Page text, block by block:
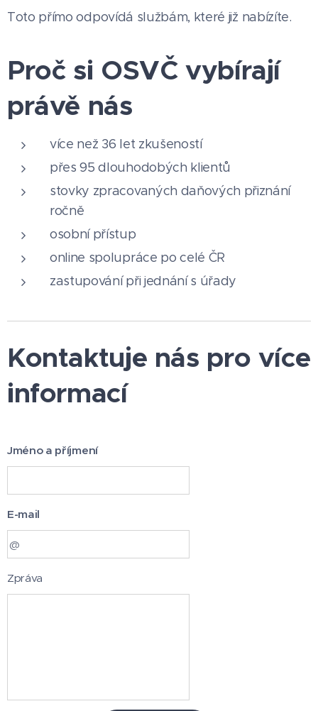
Toto přímo odpovídá službám, které již nabízíte.
Proč si OSVČ vybírají
právě nás
více než 36 let zkušeností
přes 95 dlouhodobých klientů
stovky zpracovaných daňových přiznání
ročně
osobní přístup
online spolupráce po celé ČR
zastupování při jednání s úřady
Kontaktuje nás pro více
informací
Jméno a příjmení
E-mail
Zpráva